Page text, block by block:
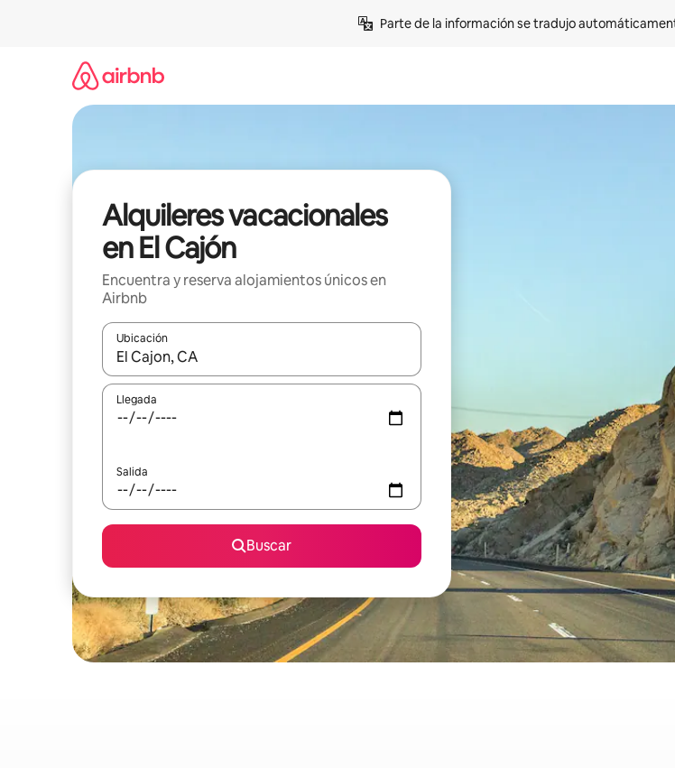
Parte de la información se tradujo
Alquileres vacacionales
en El Cajón
Encuentra y reserva alojamientos únicos en
Airbnb
Ubicación
Cuando los resultados estén disponibles, navega con las teclas de flecha hacia arriba y hacia
Llegada
Salida
Buscar